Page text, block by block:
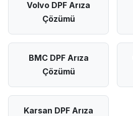
Volvo DPF Arıza
Çözümü
BMC DPF Arıza
Çözümü
Karsan DPF Arıza